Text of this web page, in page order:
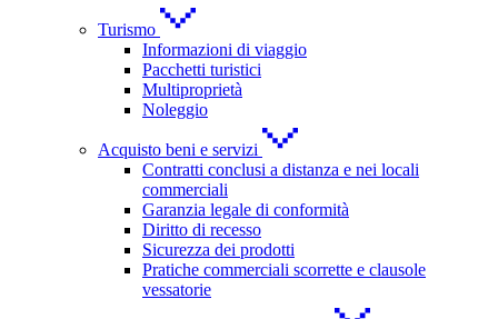
Turismo
Informazioni di viaggio
Pacchetti turistici
Multiproprietà
Noleggio
Acquisto beni e servizi
Contratti conclusi a distanza e nei locali
commerciali
Garanzia legale di conformità
Diritto di recesso
Sicurezza dei prodotti
Pratiche commerciali scorrette e clausole
vessatorie